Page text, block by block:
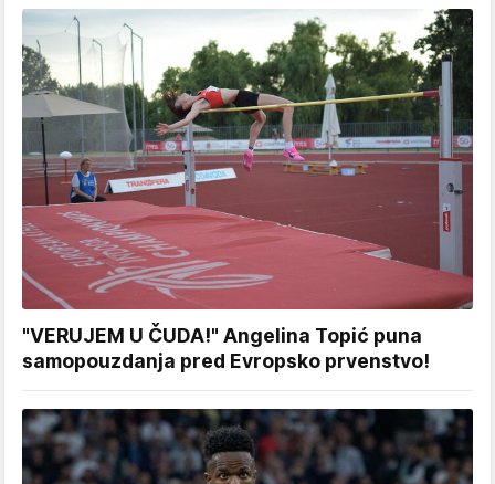
"VERUJEM U ČUDA!" Angelina Topić puna
samopouzdanja pred Evropsko prvenstvo!